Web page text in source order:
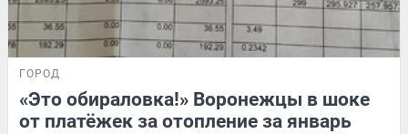
ГОРОД
«Это обираловка!» Воронежцы в шоке
от платёжек за отопление за январь